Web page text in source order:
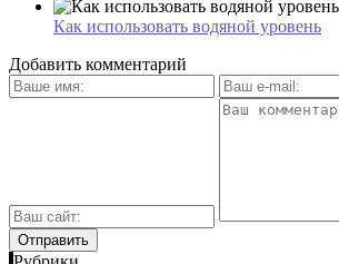
Как использовать водяной уровень
Добавить комментарий